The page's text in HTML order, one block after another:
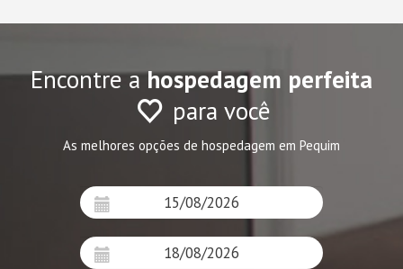
Encontre ahospedagem perfeita
para você
As melhores opções de hospedagem em Pequim